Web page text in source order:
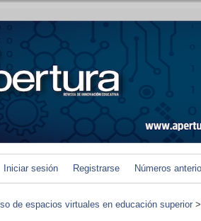
Iniciar sesión Registrarse Números
de espacios virtuales en educación superior